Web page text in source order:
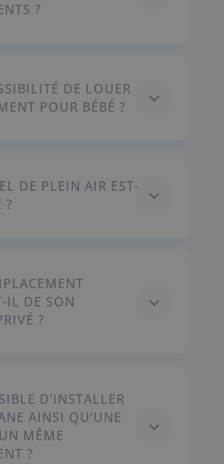
?
3
DE LOUER
POUR BÉBÉ ?
3
DE PLEIN AIR EST-
?
3
IL DE SON
?
3
D’INSTALLER
AINSI QU’UNE
MÊME
?